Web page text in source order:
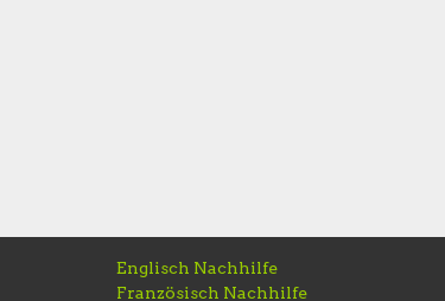
Englisch Nachhilfe
Französisch Nachhilfe